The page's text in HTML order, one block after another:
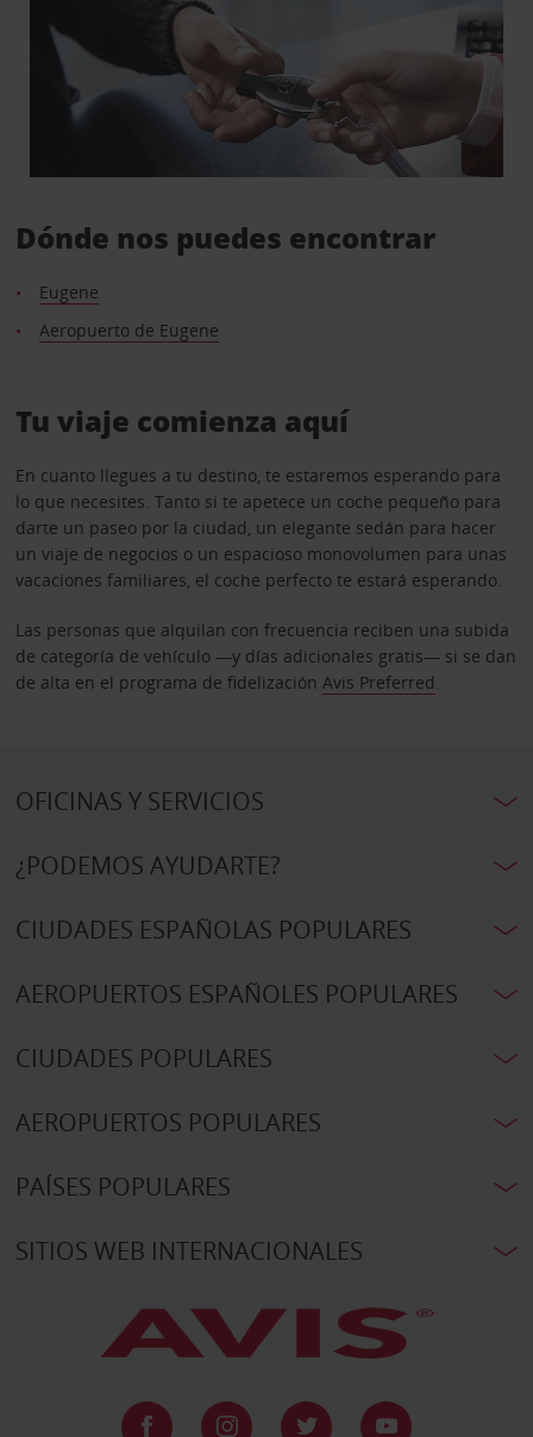
Dónde nos puedes encontrar
Eugene
Aeropuerto de Eugene
Tu viaje comienza aquí
En cuanto llegues a tu destino, te estaremos esperando para
lo que necesites. Tanto si te apetece un coche pequeño para
darte un paseo por la ciudad, un elegante sedán para hacer
un viaje de negocios o un espacioso monovolumen para unas
vacaciones familiares, el coche perfecto te estará esperando.
Las personas que alquilan con frecuencia reciben una subida
de categoría de vehículo —y días adicionales gratis— si se dan
de alta en el programa de fidelización Avis Preferred.
OFICINAS Y SERVICIOS
¿PODEMOS AYUDARTE?
CIUDADES ESPAÑOLAS POPULARES
AEROPUERTOS ESPAÑOLES POPULARES
CIUDADES POPULARES
AEROPUERTOS POPULARES
PAÍSES POPULARES
SITIOS WEB INTERNACIONALES